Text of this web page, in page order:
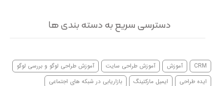
دسترسی سریع به دسته بندی ها
CRM آموزش آموزش طراحی سایت
آموزش طراحی لوگو و بررسی لوگو
ایده طراحی
ایمیل مارکتینگ بازاریابی در شبکه های اجتماعی